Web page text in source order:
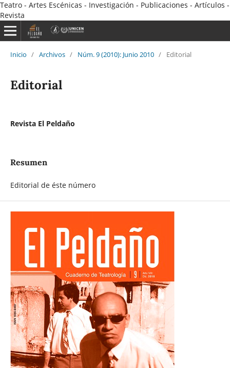
Teatro - Artes Escénicas - Investigación - Publicaciones - Artículos -
Revista
Inicio / Archivos / Núm. 9 (2010): Junio 2010 / Editorial
Editorial
Revista El Peldaño
Resumen
Editorial de éste número